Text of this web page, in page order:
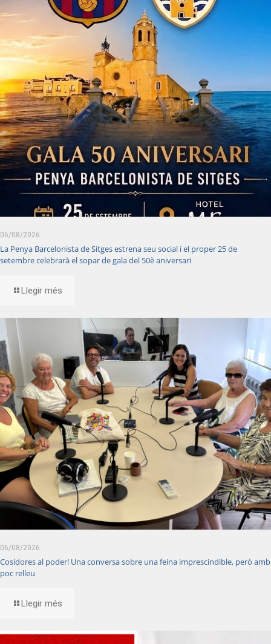
06/08/2026
La Penya Barcelonista de Sitges estrena seu social i el proper 25 de
setembre celebrarà el sopar de gala del 50è aniversari
Llegir més
06/08/2026
Cosidores al poder! Una conversa sobre una feina imprescindible, però amb
poc relleu
Llegir més